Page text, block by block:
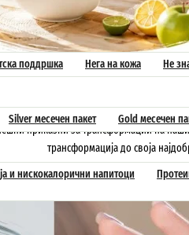
поддршка Нега на кожа Не
Silver месечен пакет Gold месечен
и нискокалорични напитоци
и активен животен стил.
приказни за трансформации на
трансформација до своја